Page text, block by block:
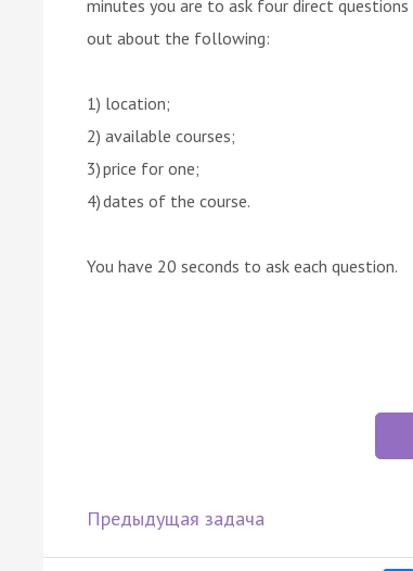
minutes you are to ask four direct
out about the following:
1) location;
2) available courses;
3) price for one;
4) dates of the course.
You have 20 seconds to ask each question.
Предыдущая задача